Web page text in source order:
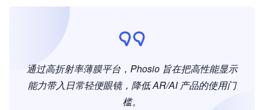
通过高折射率薄膜平台，Phosio 旨在把高性能显示
能力带入日常轻便眼镜，降低 AR/AI 产品的使用门
槛。